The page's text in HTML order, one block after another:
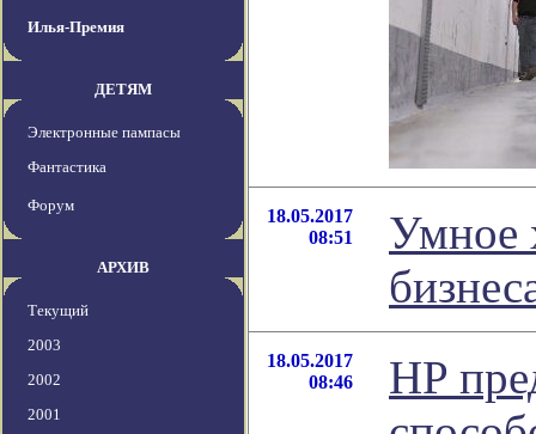
Илья-Премия
ДЕТЯМ
Электронные пампасы
Фантастика
Форум
АРХИВ
Текущий
2003
2002
2001
18.05.2017
08:51
Умное
18.05.2017
08:46
HP